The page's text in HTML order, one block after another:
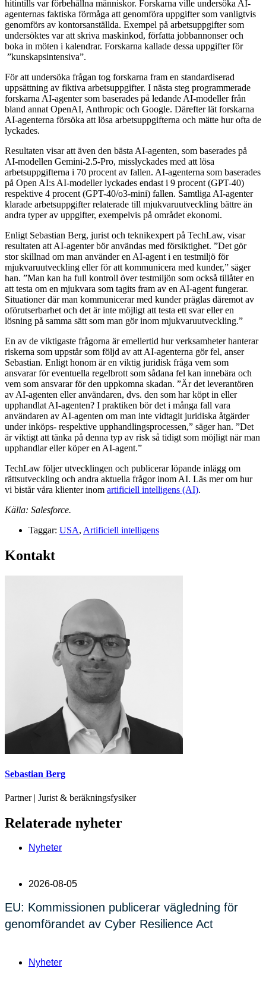
hitintills var förbehållna människor. Forskarna ville undersöka AI-
agenternas faktiska förmåga att genomföra uppgifter som vanligtvis
genomförs av kontorsanställda. Exempel på arbetsuppgifter som
undersöktes var att skriva maskinkod, författa jobbannonser och
boka in möten i kalendrar. Forskarna kallade dessa uppgifter för
”kunskapsintensiva”.
För att undersöka frågan tog forskarna fram en standardiserad
uppsättning av fiktiva arbetsuppgifter. I nästa steg programmerade
forskarna AI-agenter som baserades på ledande AI-modeller från
bland annat OpenAI, Anthropic och Google. Därefter lät forskarna
AI-agenterna försöka att lösa arbetsuppgifterna och mätte hur ofta de
lyckades.
Resultaten visar att även den bästa AI-agenten, som baserades på
AI-modellen Gemini-2.5-Pro, misslyckades med att lösa
arbetsuppgifterna i 70 procent av fallen. AI-agenterna som baserades
på Open AI:s AI-modeller lyckades endast i 9 procent (GPT-40)
respektive 4 procent (GPT-40/o3-mini) fallen. Samtliga AI-agenter
klarade arbetsuppgifter relaterade till mjukvaruutveckling bättre än
andra typer av uppgifter, exempelvis på området ekonomi.
Enligt Sebastian Berg, jurist och teknikexpert på TechLaw, visar
resultaten att AI-agenter bör användas med försiktighet. ”Det gör
stor skillnad om man använder en AI-agent i en testmiljö för
mjukvaruutveckling eller för att kommunicera med kunder,” säger
han. ”Man kan ha full kontroll över testmiljön som också tillåter en
att testa om en mjukvara som tagits fram av en AI-agent fungerar.
Situationer där man kommunicerar med kunder präglas däremot av
oförutserbarhet och det är inte möjligt att testa ett svar eller en
lösning på samma sätt som man gör inom mjukvaruutveckling.”
En av de viktigaste frågorna är emellertid hur verksamheter hanterar
riskerna som uppstår som följd av att AI-agenterna gör fel, anser
Sebastian. Enligt honom är en viktig juridisk fråga vem som
ansvarar för eventuella regelbrott som sådana fel kan innebära och
vem som ansvarar för den uppkomna skadan. ”Är det leverantören
av AI-agenten eller användaren, dvs. den som har köpt in eller
upphandlat AI-agenten? I praktiken bör det i många fall vara
användaren av AI-agenten om man inte vidtagit juridiska åtgärder
under inköps- respektive upphandlingsprocessen,” säger han. ”Det
är viktigt att tänka på denna typ av risk så tidigt som möjligt när man
upphandlar eller köper en AI-agent.”
TechLaw följer utvecklingen och publicerar löpande inlägg om
rättsutveckling och andra aktuella frågor inom AI. Läs mer om hur
vi bistår våra klienter inom artificiell intelligens (AI).
Källa: Salesforce.
Taggar: USA, Artificiell intelligens
Kontakt
Sebastian Berg
Partner | Jurist & beräkningsfysiker
Relaterade nyheter
Nyheter
2026-08-05
EU: Kommissionen publicerar vägledning för
genomförandet av Cyber Resilience Act
Nyheter